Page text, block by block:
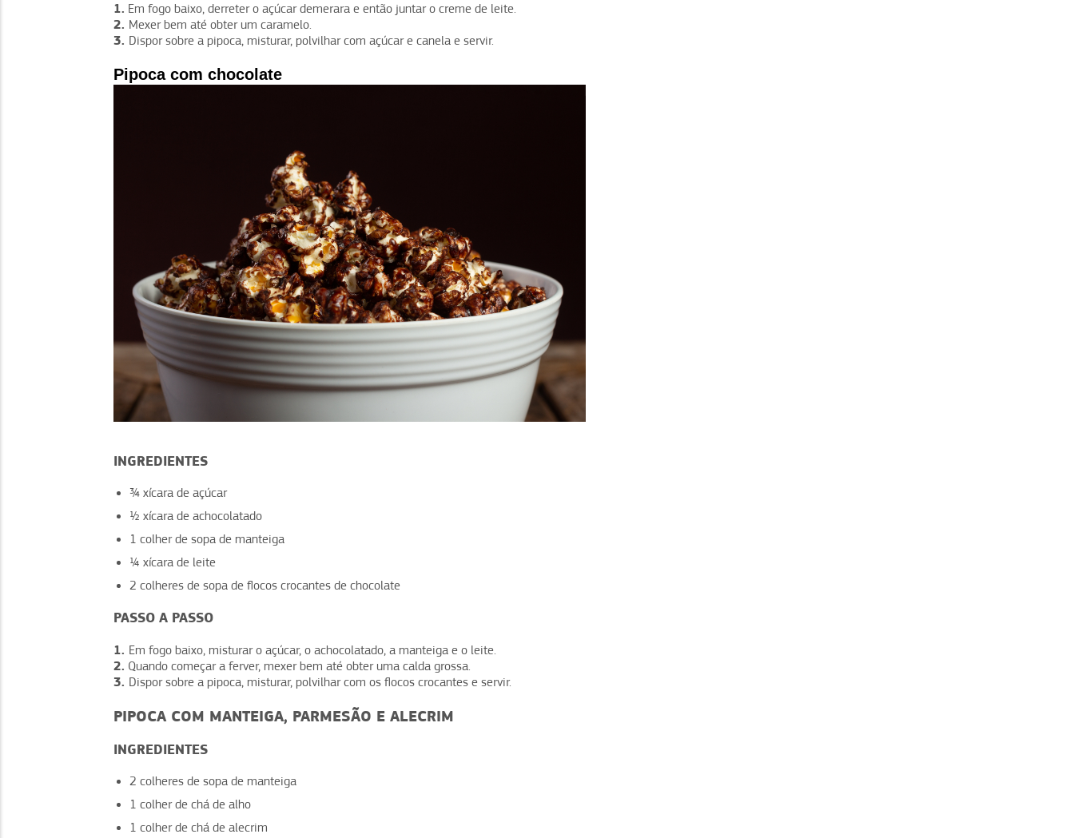
1. Em fogo baixo, derreter o açúcar demerara e então juntar o creme de leite.
2. Mexer bem até obter um caramelo.
3. Dispor sobre a pipoca, misturar, polvilhar com açúcar e canela e servir.
Pipoca com chocolate
INGREDIENTES
¾ xícara de açúcar
½ xícara de achocolatado
1 colher de sopa de manteiga
¼ xícara de leite
2 colheres de sopa de flocos crocantes de chocolate
PASSO A PASSO
1. Em fogo baixo, misturar o açúcar, o achocolatado, a manteiga e o leite.
2. Quando começar a ferver, mexer bem até obter uma calda grossa.
3. Dispor sobre a pipoca, misturar, polvilhar com os flocos crocantes e servir.
PIPOCA COM MANTEIGA, PARMESÃO E ALECRIM
INGREDIENTES
2 colheres de sopa de manteiga
1 colher de chá de alho
1 colher de chá de alecrim